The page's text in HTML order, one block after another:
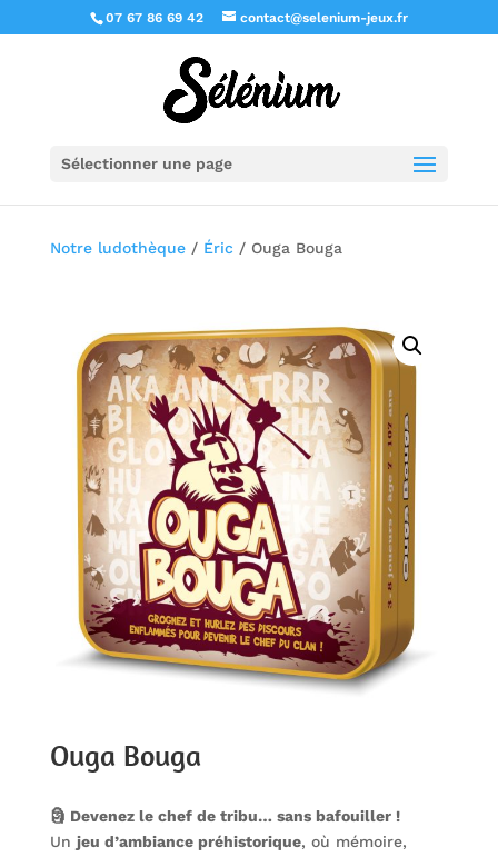
07 67 86 69 42 contact@selenium-jeux.fr
Sélectionner une page
Notre ludothèque/ Éric / Ouga Bouga
Ouga Bouga
🗿 Devenez le chef de tribu… sans bafouiller !
Un jeu d’ambiance préhistorique, où mémoire,